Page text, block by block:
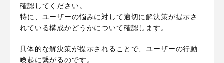
確認してください。
特に、ユーザーの悩みに対して適切に解決策が提示さ
れている構成かどうかについて確認します。
具体的な解決策が提示されることで、ユーザーの行動
喚起に繋がるのです。